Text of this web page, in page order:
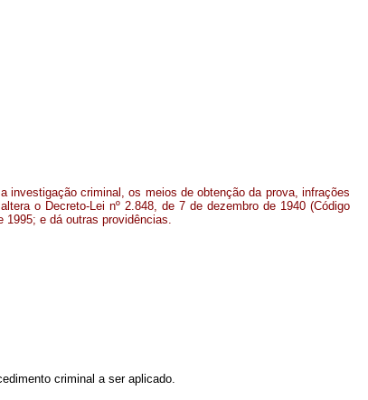
investigação criminal, os meios de obtenção da prova, infrações
o Decreto-Lei nº 2.848, de 7 de dezembro de 1940 (Código
1995; e dá outras providências.
criminal a ser aplicado.